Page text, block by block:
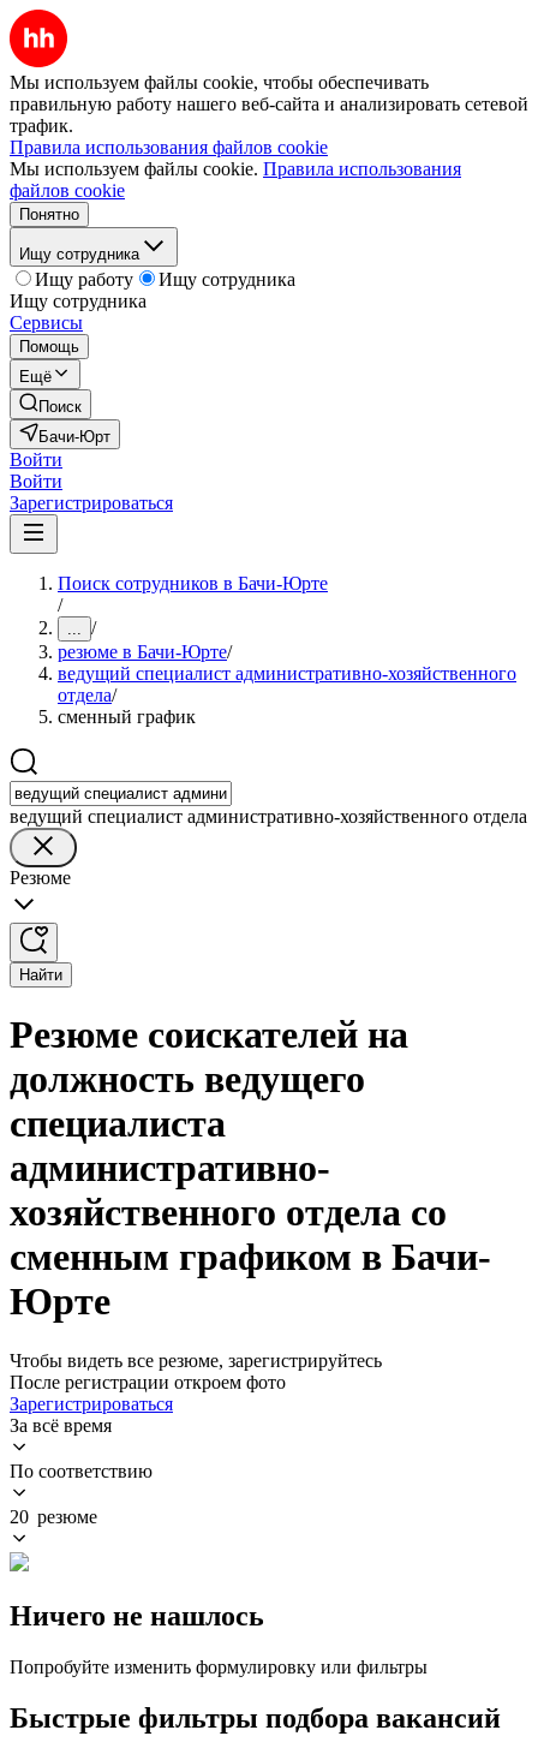
Мы используем файлы cookie, чтобы обеспечивать
правильную работу нашего веб-сайта и анализировать сетевой
трафик.
Правила использования файлов cookie
Мы используем файлы cookie. Правила использования
файлов cookie
Понятно
Ищу сотрудника
Ищу работу
Ищу сотрудника
Ищу сотрудника
Сервисы
Помощь
Ещё
Поиск
Бачи-Юрт
Войти
Войти
Зарегистрироваться
Поиск сотрудников в Бачи-Юрте
/
... /
резюме в Бачи-Юрте/
ведущий специалист административно-хозяйственного
отдела/
сменный график
ведущий специалист административно-хозяйственного отдела
Резюме
Найти
Резюме соискателей на
должность ведущего
специалиста
административно-
хозяйственного отдела со
сменным графиком в Бачи-
Юрте
Чтобы видеть все резюме, зарегистрируйтесь
После регистрации откроем фото
Зарегистрироваться
За всё время
По соответствию
20 резюме
Ничего не нашлось
Попробуйте изменить формулировку или фильтры
Быстрые фильтры подбора вакансий